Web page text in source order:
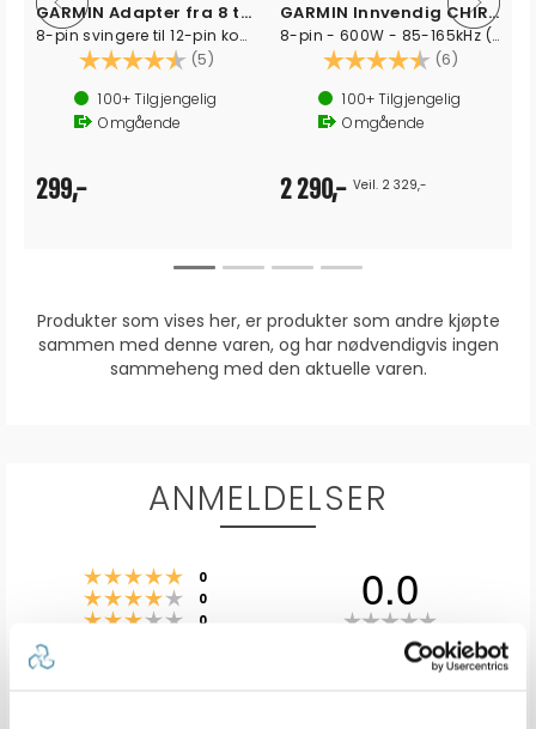
GARMIN Adapter fra 8 til 12-pin XID
8-pin svingere til 12-pin kontakt
Karakter: (5) 4.8 av 5 mulige
100+Tilgjengelig
Omgående
299,-
GARMIN Innvendig CHIRP svinger
8-pin - 600W - 85-165kHz (GT15M-IH)
Karakter: (6)
100+Tilgjengelig
Omgående
2 290,- Veil. 2 329,-
Produkter som vises her, er produkter som andre kjøpte
sammen med denne varen, og har nødvendigvis ingen
sammeheng med den aktuelle varen.
ANMELDELSER
Karakter: 5 av 5 mulige
0
Karakter: 4 av 5 mulige
0
Karakter: 3 av 5 mulige
0
0.0
0.0
av
Basert på 0 stemmer og
0 omtaler